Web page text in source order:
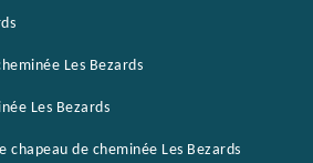
Les Bezards
Les Bezards
chapeau de cheminée Les Bezards